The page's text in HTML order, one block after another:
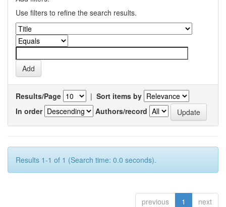
Use filters to refine the search results.
Results/Page | Sort items by
In order
Authors/record
Results 1-1 of 1 (Search time: 0.0 seconds).
previous 1 next